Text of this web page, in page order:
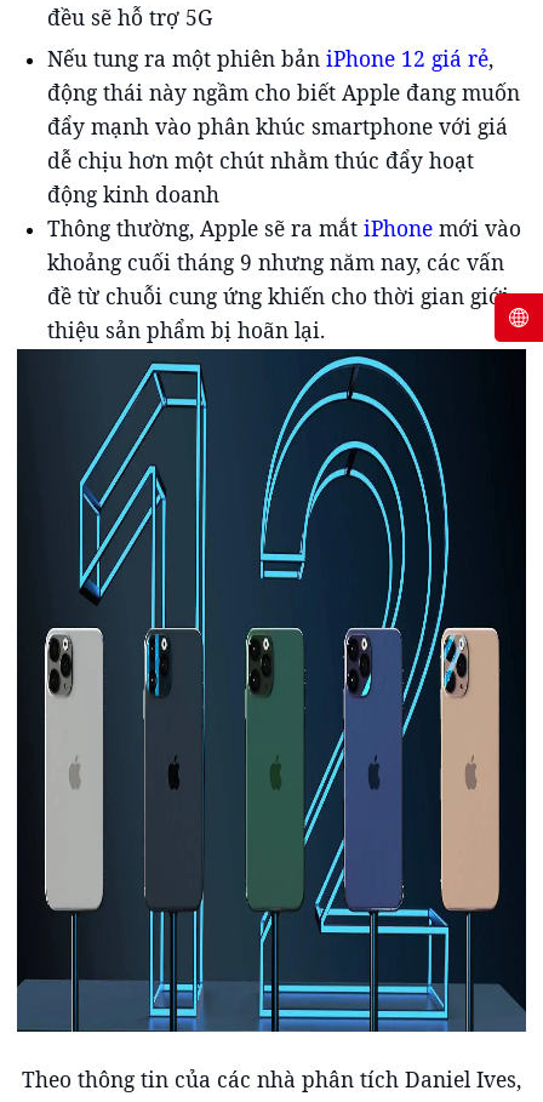
đều sẽ hỗ trợ 5G
Nếu tung ra một phiên bản iPhone 12 giá rẻ,
động thái này ngầm cho biết Apple đang muốn
đẩy mạnh vào phân khúc smartphone với giá
dễ chịu hơn một chút nhằm thúc đẩy hoạt
động kinh doanh
Thông thường, Apple sẽ ra mắt iPhone mới vào
khoảng cuối tháng 9 nhưng năm nay, các vấn
đề từ chuỗi cung ứng khiến cho thời gian giới
thiệu sản phẩm bị hoãn lại.
Theo thông tin của các nhà phân tích Daniel Ives,